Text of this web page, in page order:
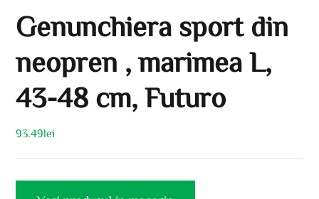
Genunchiera sport din
neopren , marimea L,
43-48 cm, Futuro
93.49lei